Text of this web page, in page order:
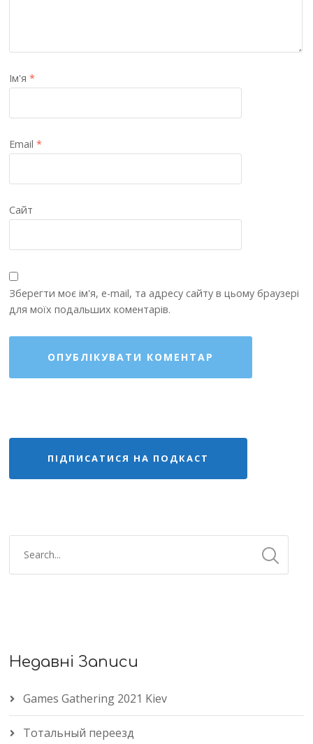
Ім'я*
Email*
Сайт
Зберегти моє ім'я, e-mail, та адресу сайту в цьому браузері
для моїх подальших коментарів.
ПІДПИСАТИСЯ НА ПОДКАСТ
Недавні Записи
Games Gathering 2021 Kiev
Тотальный переезд